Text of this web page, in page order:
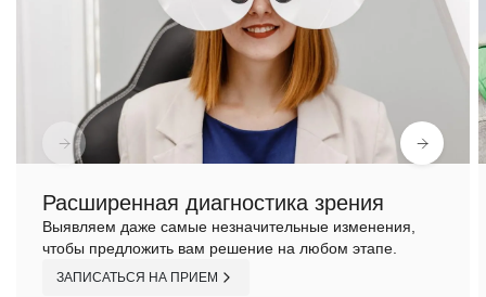
Расширенная диагностика зрения
Выявляем даже самые незначительные изменения,
чтобы предложить вам решение на любом этапе.
ЗАПИСАТЬСЯ НА ПРИЕМ